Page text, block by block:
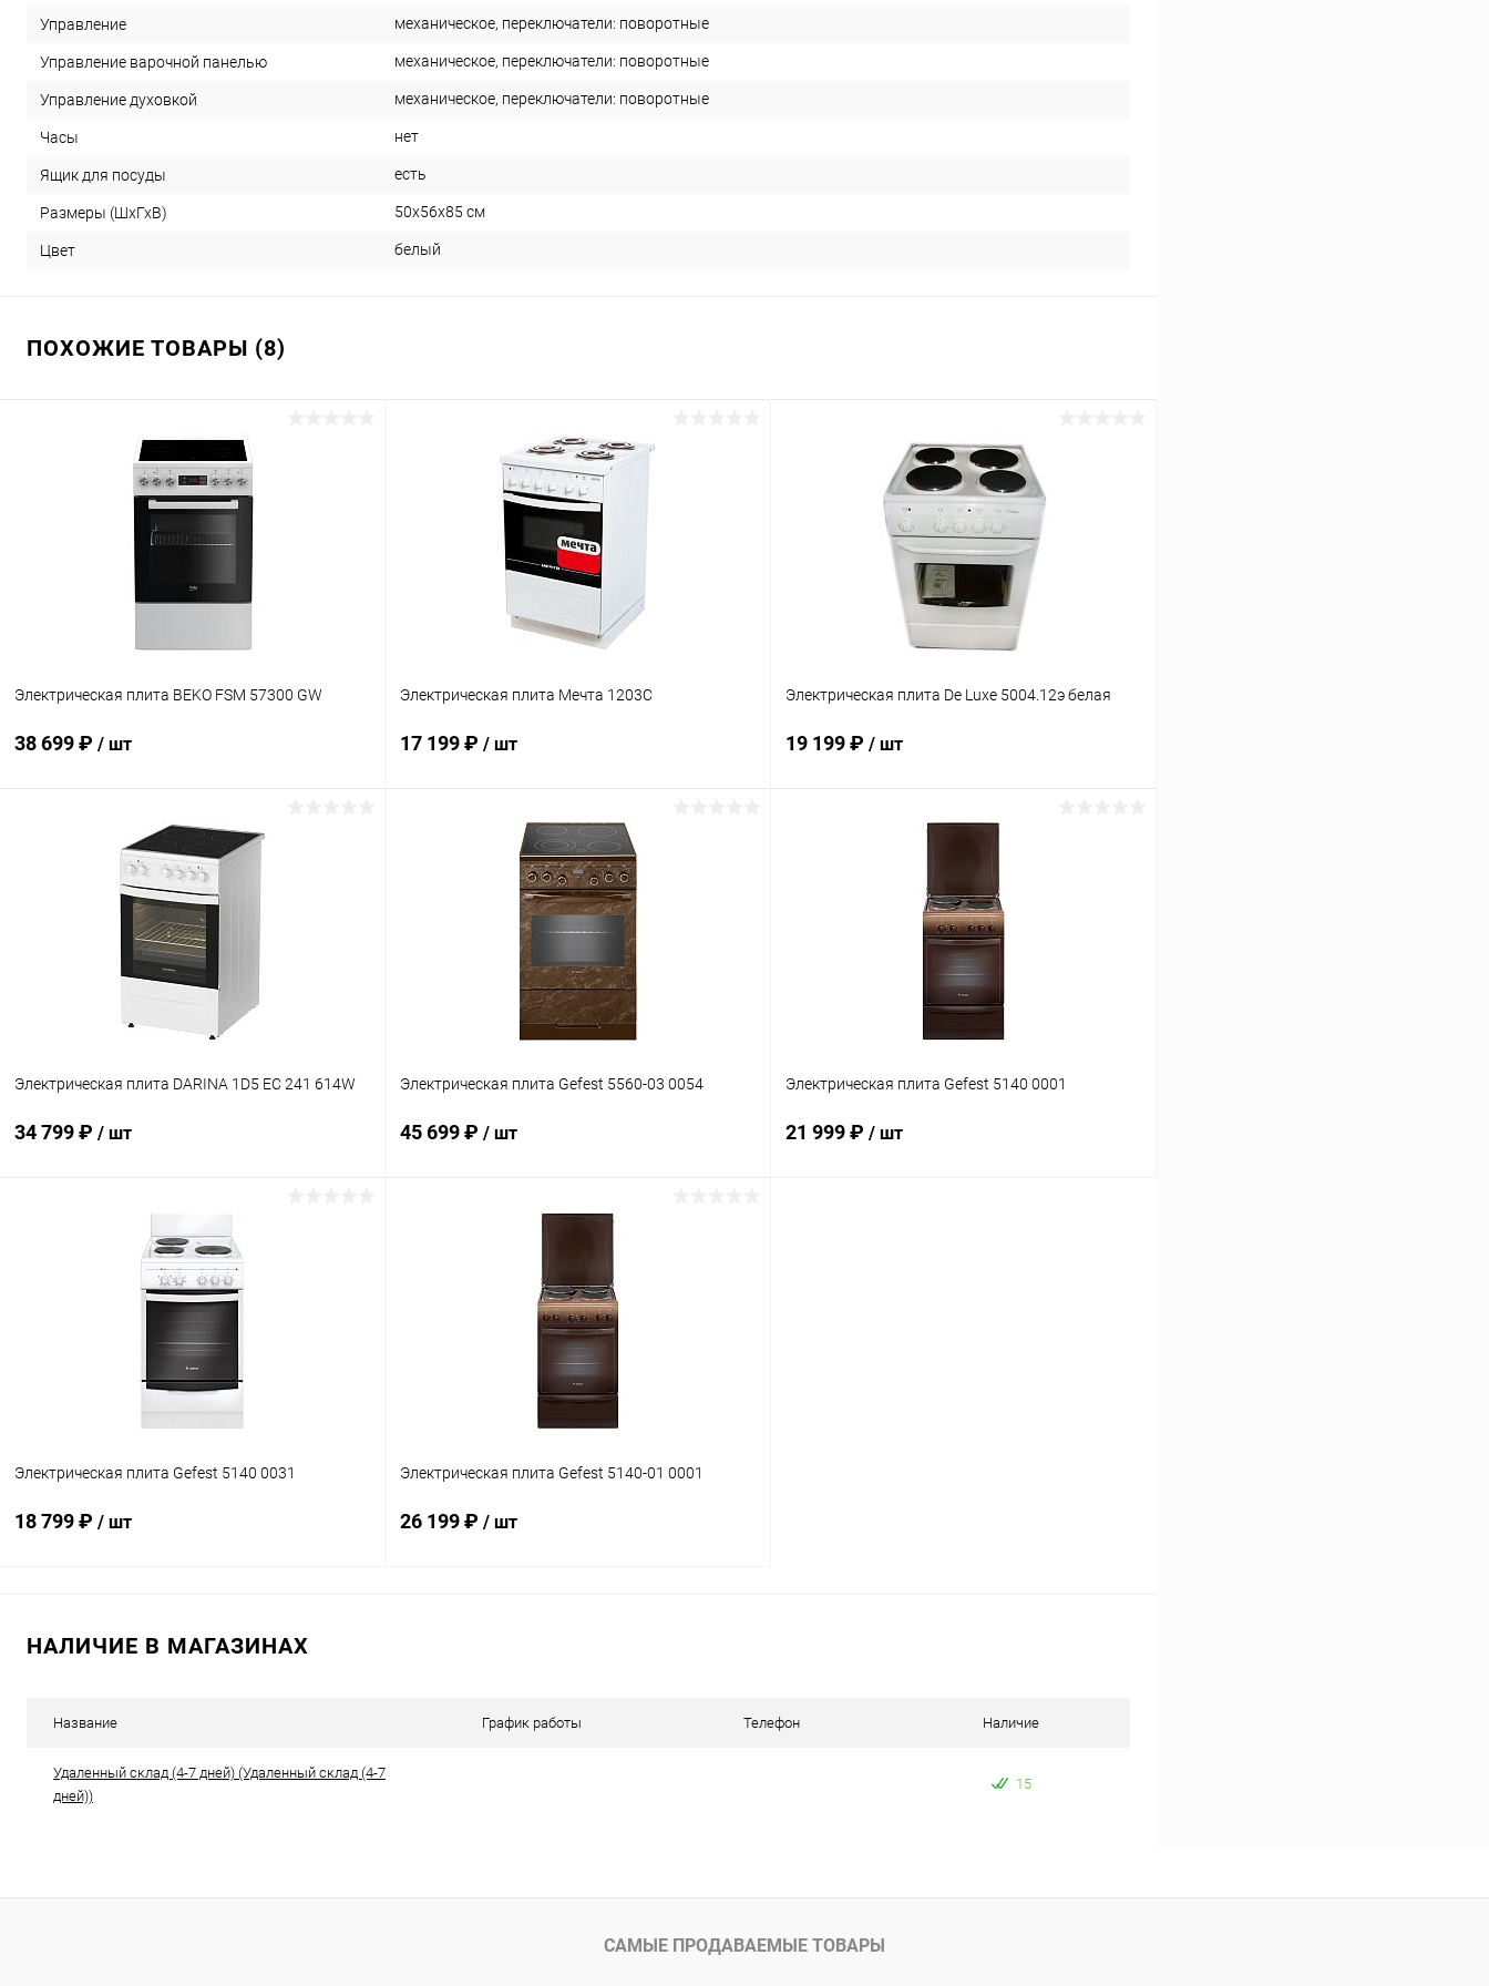
Управление механическое, переключатели: поворотные
Управление варочной панелью механическое, переключатели: поворотные
Управление духовкой механическое, переключатели: поворотные
Часы нет
Ящик для посуды есть
Размеры (ШхГхВ) 50x56x85 см
Цвет белый
ПОХОЖИЕ ТОВАРЫ (8)
Электрическая плита BEKO FSM 57300 GW
38 699 ₽ / шт
В корзину
Купить в 1 клик
Электрическая плита Мечта 1203С
17 199 ₽ / шт
В корзину
Купить в 1 клик К сравнению
Электрическая плита De Luxe 5004.12э белая
19 199 ₽ / шт
В корзину
Электрическая плита DARINA 1D5 EC 241 614W
34 799 ₽ / шт
К сравнению
Электрическая плита Gefest 5560-03 0054
45 699 ₽ / шт
В корзину
Электрическая плита Gefest 5140 0001
21 999 ₽ / шт
Электрическая плита Gefest 5140 0031
18 799 ₽ / шт
Электрическая плита Gefest 5140-01 0001
26 199 ₽ / шт
НАЛИЧИЕ В МАГАЗИНАХ
Название График работы Телефон Наличие
Удаленный склад (4-7 дней) (Удаленный склад (4-7
дней))
15
САМЫЕ ПРОДАВАЕМЫЕ ТОВАРЫ